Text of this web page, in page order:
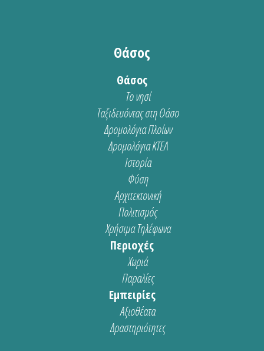
Θάσος
Θάσος
Το νησί
Ταξιδευόντας στη Θάσο
Δρομολόγια Πλοίων
Δρομολόγια ΚΤΕΛ
Ιστορία
Φύση
Αρχιτεκτονική
Πολιτισμός
Χρήσιμα Τηλέφωνα
Περιοχές
Χωριά
Παραλίες
Εμπειρίες
Αξιοθέατα
Δραστηριότητες